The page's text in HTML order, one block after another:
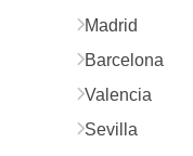
Madrid
Barcelona
Valencia
Sevilla